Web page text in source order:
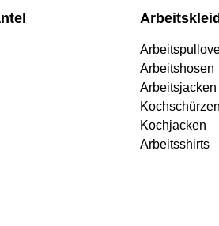
Arbeitshosen
Arbeitsjacken
Kochschürzen
Kochjacken
Arbeitsshirts